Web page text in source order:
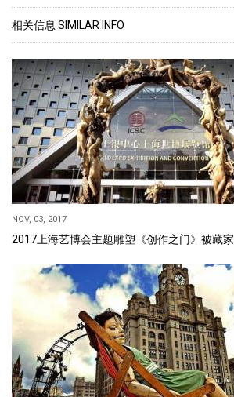
相关信息 SIMILAR INFO
NOV, 03, 2017
2017上海艺博会主题雕塑《创作之门》被藏